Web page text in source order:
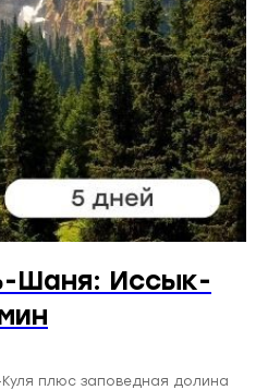
Шаня: Иссык-
плюс заповедная долина